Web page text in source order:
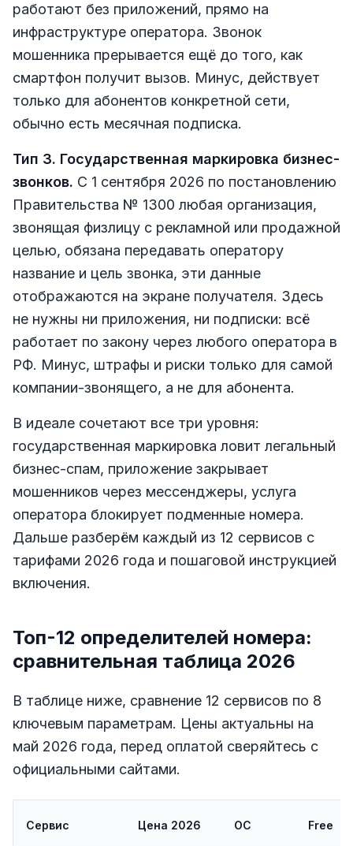
работают без приложений, прямо на
инфраструктуре оператора. Звонок
мошенника прерывается ещё до того, как
смартфон получит вызов. Минус, действует
только для абонентов конкретной сети,
обычно есть месячная подписка.
Тип 3. Государственная маркировка бизнес-
звонков. С 1 сентября 2026 по постановлению
Правительства № 1300 любая организация,
звонящая физлицу с рекламной или продажной
целью, обязана передавать оператору
название и цель звонка, эти данные
отображаются на экране получателя. Здесь
не нужны ни приложения, ни подписки: всё
работает по закону через любого оператора в
РФ. Минус, штрафы и риски только для самой
компании-звонящего, а не для абонента.
В идеале сочетают все три уровня:
государственная маркировка ловит легальный
бизнес-спам, приложение закрывает
мошенников через мессенджеры, услуга
оператора блокирует подменные номера.
Дальше разберём каждый из 12 сервисов с
тарифами 2026 года и пошаговой инструкцией
включения.
Топ-12 определителей номера:
сравнительная таблица 2026
В таблице ниже, сравнение 12 сервисов по 8
ключевым параметрам. Цены актуальны на
май 2026 года, перед оплатой сверяйтесь с
официальными сайтами.
Сервис Цена 2026 ОС Free